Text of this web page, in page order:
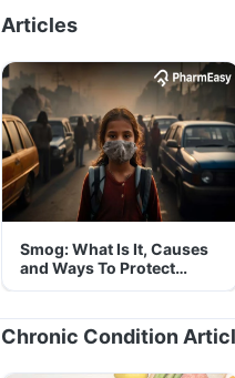
Articles
Smog: What Is It, Causes
and Ways To Protect
Yourself From It
Chronic Condition